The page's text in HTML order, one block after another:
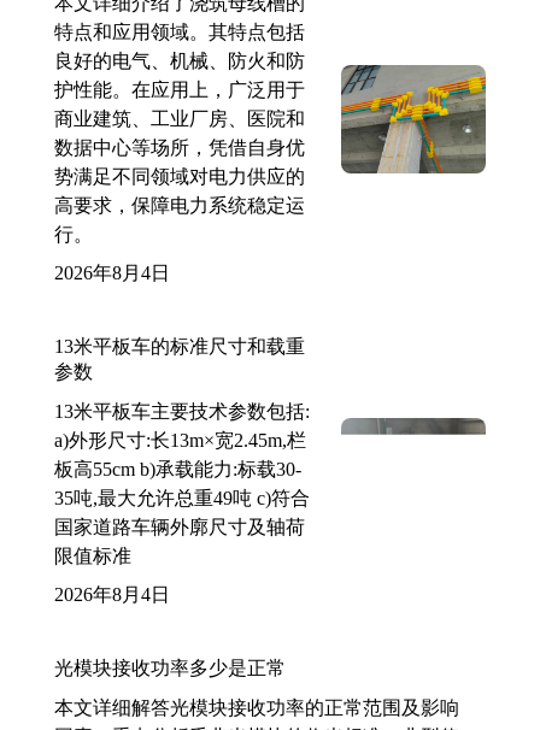
特点和应用领域。其特点包括
良好的电气、机械、防火和防
护性能。在应用上，广泛用于
商业建筑、工业厂房、医院和
数据中心等场所，凭借自身优
势满足不同领域对电力供应的
高要求，保障电力系统稳定运
行。
2026年8月4日
13米平板车的标准尺寸和载重
参数
13米平板车主要技术参数包括:
a)外形尺寸:长13m×宽2.45m,栏
板高55cm b)承载能力:标载30-
35吨,最大允许总重49吨 c)符合
国家道路车辆外廓尺寸及轴荷
限值标准
2026年8月4日
光模块接收功率多少是正常
本文详细解答光模块接收功率的正常范围及影响